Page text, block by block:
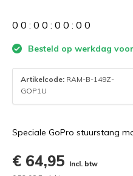
0 0 : 0 0 : 0 0 : 0 0
Besteld op werkdag
Artikelcode: RAM-B-149Z-
GOP1U
Speciale GoPro stuurstang
€ 64,95
Incl. btw